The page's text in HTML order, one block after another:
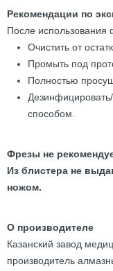
Рекомендации по
После использования
Очистить от
Промыть под
Полностью
способом.
Фрезы не
Из блистера не
ножом.
О производителе
Казанский завод
производитель